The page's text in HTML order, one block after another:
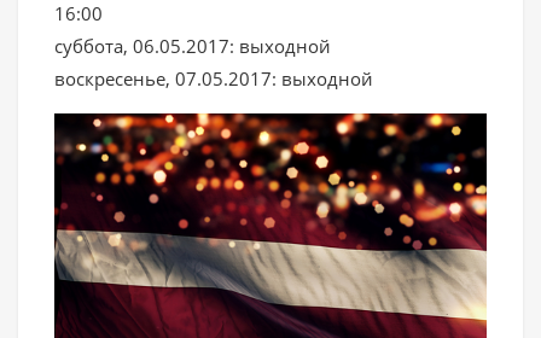
16:00
суббота, 06.05.2017: выходной
воскресенье, 07.05.2017: выходной